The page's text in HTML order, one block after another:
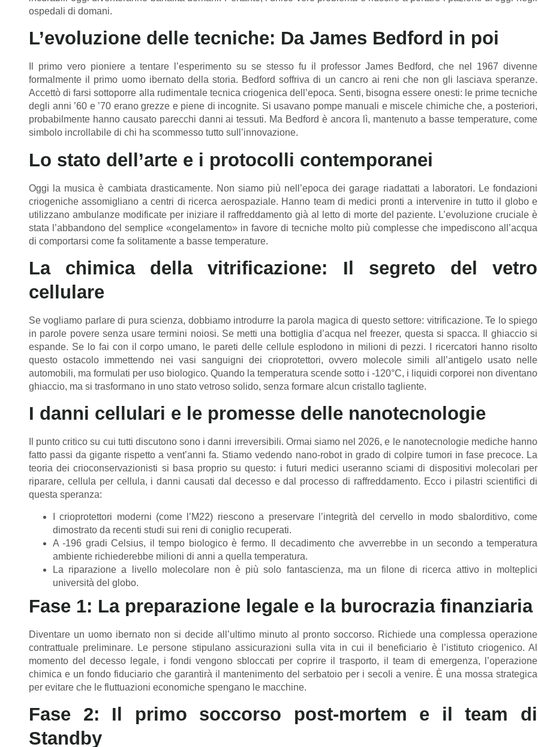
ospedali di domani.
L’evoluzione delle tecniche: Da James Bedford in poi
Il primo vero pioniere a tentare l’esperimento su se stesso fu il professor James Bedford, che nel 1967 divenne
formalmente il primo uomo ibernato della storia. Bedford soffriva di un cancro ai reni che non gli lasciava speranze.
Accettò di farsi sottoporre alla rudimentale tecnica criogenica dell’epoca. Senti, bisogna essere onesti: le prime tecniche
degli anni ’60 e ’70 erano grezze e piene di incognite. Si usavano pompe manuali e miscele chimiche che, a posteriori,
probabilmente hanno causato parecchi danni ai tessuti. Ma Bedford è ancora lì, mantenuto a basse temperature, come
simbolo incrollabile di chi ha scommesso tutto sull’innovazione.
Lo stato dell’arte e i protocolli contemporanei
Oggi la musica è cambiata drasticamente. Non siamo più nell’epoca dei garage riadattati a laboratori. Le fondazioni
criogeniche assomigliano a centri di ricerca aerospaziale. Hanno team di medici pronti a intervenire in tutto il globo e
utilizzano ambulanze modificate per iniziare il raffreddamento già al letto di morte del paziente. L’evoluzione cruciale è
stata l’abbandono del semplice «congelamento» in favore di tecniche molto più complesse che impediscono all’acqua
di comportarsi come fa solitamente a basse temperature.
La chimica della vitrificazione: Il segreto del vetro
cellulare
Se vogliamo parlare di pura scienza, dobbiamo introdurre la parola magica di questo settore: vitrificazione. Te lo spiego
in parole povere senza usare termini noiosi. Se metti una bottiglia d’acqua nel freezer, questa si spacca. Il ghiaccio si
espande. Se lo fai con il corpo umano, le pareti delle cellule esplodono in milioni di pezzi. I ricercatori hanno risolto
questo ostacolo immettendo nei vasi sanguigni dei crioprotettori, ovvero molecole simili all’antigelo usato nelle
automobili, ma formulati per uso biologico. Quando la temperatura scende sotto i -120°C, i liquidi corporei non diventano
ghiaccio, ma si trasformano in uno stato vetroso solido, senza formare alcun cristallo tagliente.
I danni cellulari e le promesse delle nanotecnologie
Il punto critico su cui tutti discutono sono i danni irreversibili. Ormai siamo nel 2026, e le nanotecnologie mediche hanno
fatto passi da gigante rispetto a vent’anni fa. Stiamo vedendo nano-robot in grado di colpire tumori in fase precoce. La
teoria dei crioconservazionisti si basa proprio su questo: i futuri medici useranno sciami di dispositivi molecolari per
riparare, cellula per cellula, i danni causati dal decesso e dal processo di raffreddamento. Ecco i pilastri scientifici di
questa speranza:
I crioprotettori moderni (come l’M22) riescono a preservare l’integrità del cervello in modo sbalorditivo, come
dimostrato da recenti studi sui reni di coniglio recuperati.
A -196 gradi Celsius, il tempo biologico è fermo. Il decadimento che avverrebbe in un secondo a temperatura
ambiente richiederebbe milioni di anni a quella temperatura.
La riparazione a livello molecolare non è più solo fantascienza, ma un filone di ricerca attivo in molteplici
università del globo.
Fase 1: La preparazione legale e la burocrazia finanziaria
Diventare un uomo ibernato non si decide all’ultimo minuto al pronto soccorso. Richiede una complessa operazione
contrattuale preliminare. Le persone stipulano assicurazioni sulla vita in cui il beneficiario è l’istituto criogenico. Al
momento del decesso legale, i fondi vengono sbloccati per coprire il trasporto, il team di emergenza, l’operazione
chimica e un fondo fiduciario che garantirà il mantenimento del serbatoio per i secoli a venire. È una mossa strategica
per evitare che le fluttuazioni economiche spengano le macchine.
Fase 2: Il primo soccorso post-mortem e il team di
Standby